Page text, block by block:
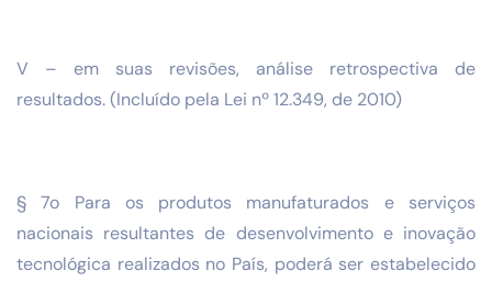
V – em suas revisões, análise retrospectiva de
resultados. (Incluído pela Lei nº 12.349, de 2010)
§ 7o Para os produtos manufaturados e serviços
nacionais resultantes de desenvolvimento e inovação
tecnológica realizados no País, poderá ser estabelecido